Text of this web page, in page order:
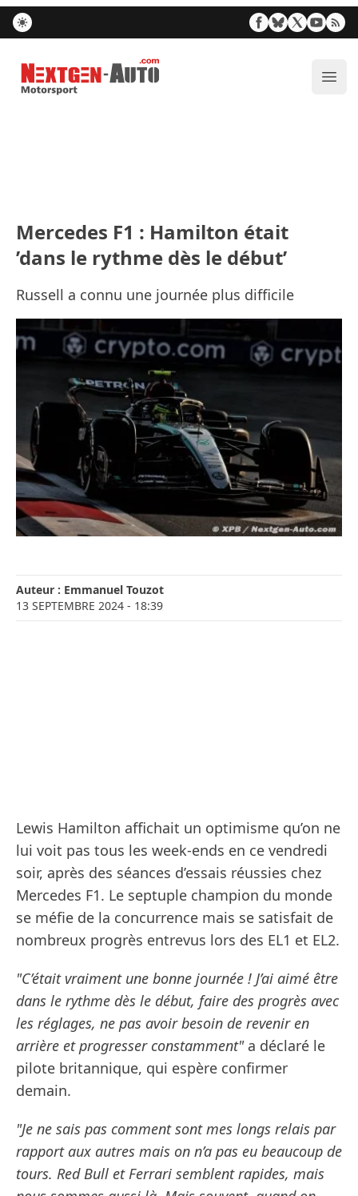
Nextgen-Auto.com
Mercedes F1 : Hamilton était
’dans le rythme dès le début’
Russell a connu une journée plus difficile
Auteur : Emmanuel Touzot
13 SEPTEMBRE 2024 - 18:39
Lewis Hamilton affichait un optimisme qu’on ne
lui voit pas tous les week-ends en ce vendredi
soir, après des séances d’essais réussies chez
Mercedes F1. Le septuple champion du monde
se méfie de la concurrence mais se satisfait de
nombreux progrès entrevus lors des EL1 et EL2.
"C’était vraiment une bonne journée ! J’ai aimé être
dans le rythme dès le début, faire des progrès avec
les réglages, ne pas avoir besoin de revenir en
arrière et progresser constamment"a déclaré le
pilote britannique, qui espère confirmer
demain.
"Je ne sais pas comment sont mes longs relais par
rapport aux autres mais on n’a pas eu beaucoup de
tours. Red Bull et Ferrari semblent rapides, mais